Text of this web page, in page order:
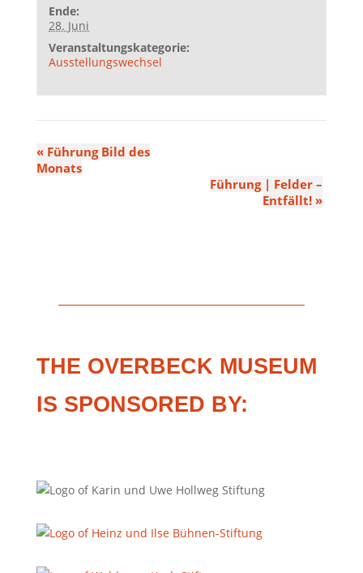
Ende:
28. Juni
Veranstaltungskategorie:
Ausstellungswechsel
«Führung Bild des
Monats
Führung | Felder –
Entfällt! »
THE OVERBECK MUSEUM
IS SPONSORED BY: